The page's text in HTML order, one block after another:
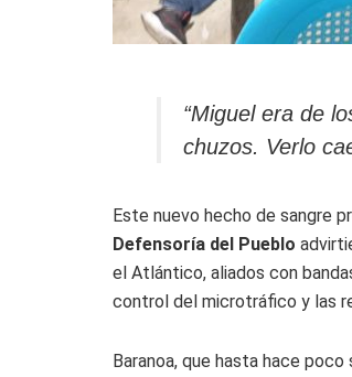
“Miguel era de
chuzos. Verlo
Este nuevo hecho de sangre
Defensoría del Pueblo
el Atlántico, aliados con
control del microtráfico y las
Baranoa, que hasta hace